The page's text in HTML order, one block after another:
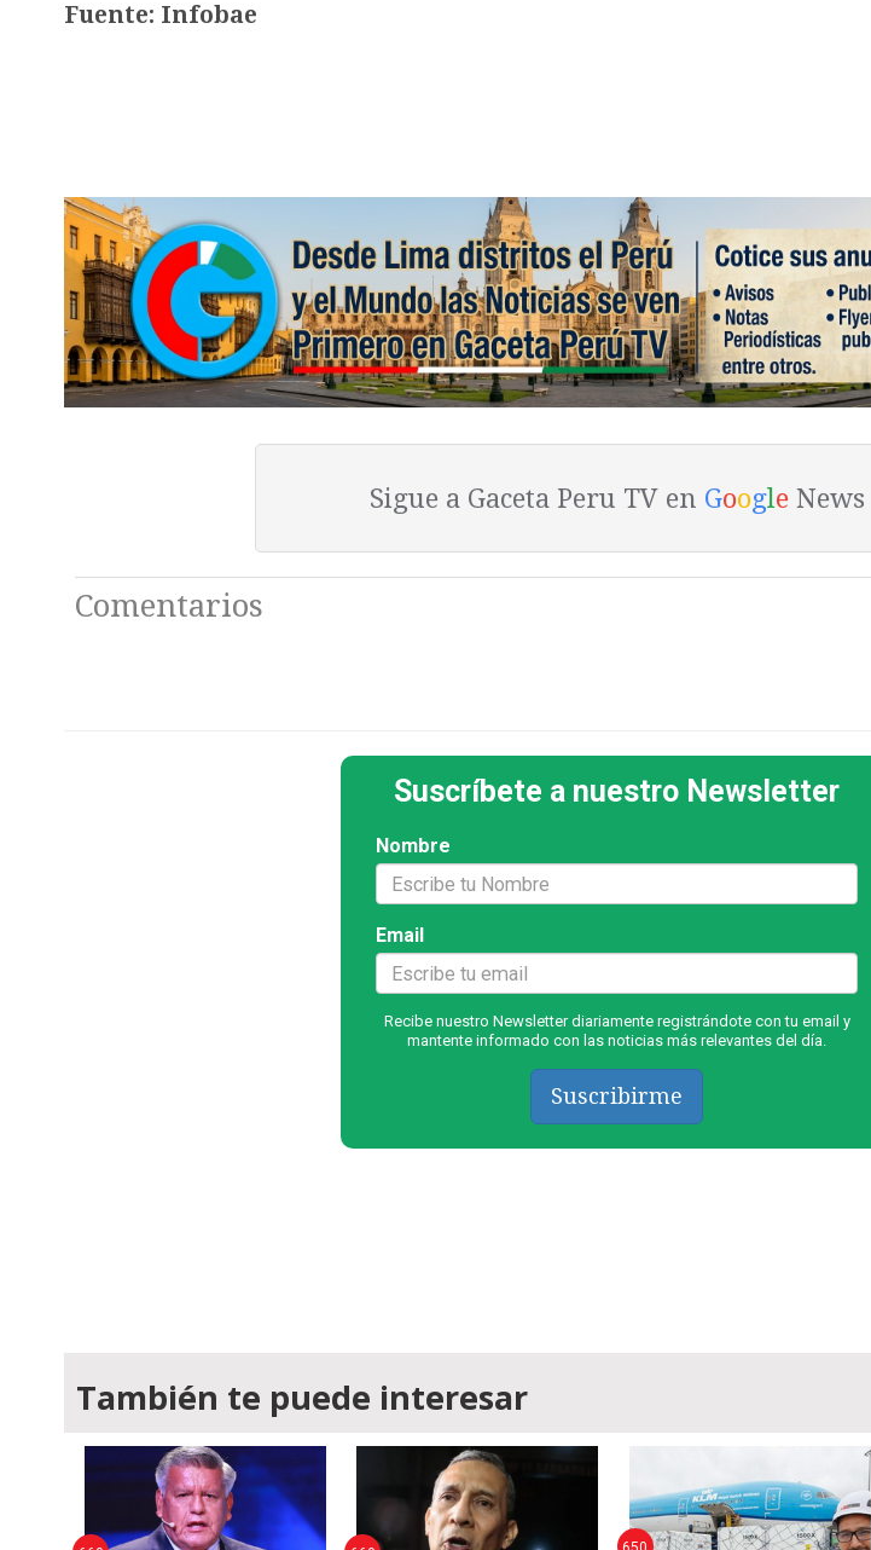
Fuente: Infobae
Sigue a Gaceta Peru TV en GoogleNews
Comentarios
Suscríbete a nuestro Newsletter
Nombre
Email
Recibe nuestro Newsletter diariamente registrándote con tu email y
mantente informado con las noticias más relevantes del día.
Suscribirme
También te puede interesar